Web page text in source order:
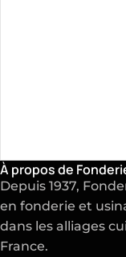
À propos de
Depuis 1937,
en fonderie et
dans les alliages
France.